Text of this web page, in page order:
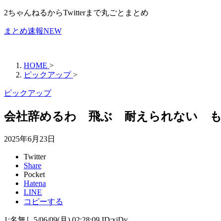
2ちゃんねるからTwitterまで丸ごとまとめ
まとめ速報NEW
HOME >
ピックアップ >
ピックアップ
会社辞めるわ 飛ぶ 耐えられない
2025年6月23日
Twitter
Share
Pocket
Hatena
LINE
コピーする